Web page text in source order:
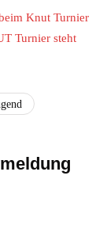
Knut Turnier
Turnier steht